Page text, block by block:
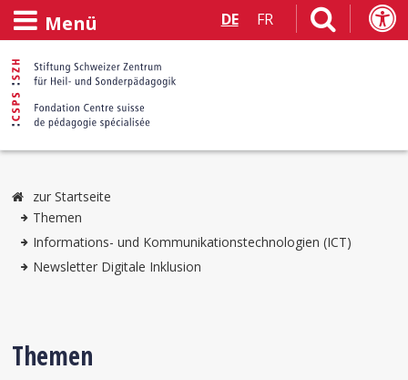
Menü DE FR
zur Startseite
Themen
Informations- und Kommunikationstechnologien (ICT)
Newsletter Digitale Inklusion
Themen